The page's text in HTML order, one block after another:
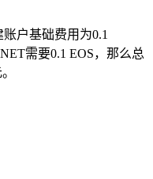
户基础费用为0.1
需要0.1 EOS，那么总